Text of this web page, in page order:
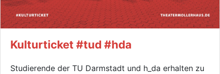
Kulturticket #tud #hda
Studierende der TU Darmstadt und h_da erhalten zu